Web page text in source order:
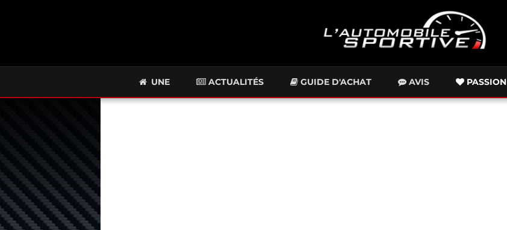
UNE ACTUALITÉS GUIDE D'ACHAT AVIS PASSION